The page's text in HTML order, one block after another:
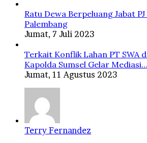
Ratu Dewa Berpeluang Jabat
Palembang
Jumat, 7 Juli 2023
Terkait Konflik Lahan PT SWA
Kapolda Sumsel Gelar
Jumat, 11 Agustus 2023
Terry Fernandez